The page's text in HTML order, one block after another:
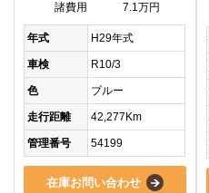
諸費用
7.1万円
年式 H29年式
車検 R10/3
色 ブルー
走行距離 42,277Km
管理番号 54199
在庫お問い合わせ